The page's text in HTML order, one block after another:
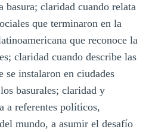
basura; claridad cuando relata
que terminaron en la
que reconoce la
claridad cuando describe las
se instalaron en ciudades
basurales; claridad y
a referentes políticos,
mundo, a asumir el desafío